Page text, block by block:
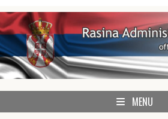
Skip
to
content
Rasina
Rasina Administrative District
MENU